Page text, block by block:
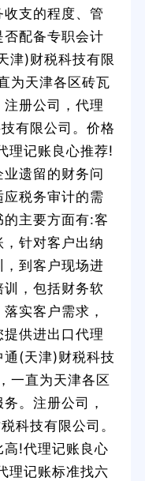
支的程度、管
配备专职会计
津)财税科技有限
为天津各区砖瓦
册公司，代理
有限公司。价格
理记账良心推荐!
遗留的财务问
税务审计的需
主要方面有:客
针对客户出纳
到客户现场进
，包括财务软
实客户需求，
供进出口代理
通(天津)财税科技
一直为天津各区
。注册公司，
科技有限公司。
!代理记账良心
理记账标准找六